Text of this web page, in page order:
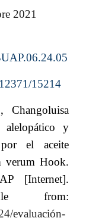
2021
15214
Changoluisa
y
el aceite
verum Hook.
[Internet].
from:
evaluación-